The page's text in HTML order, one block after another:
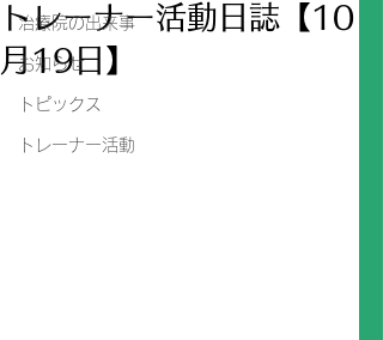
治療院の出来事
お知らせ
トピックス
トレーナー活動
トレーナー活動日誌【10
月19日】